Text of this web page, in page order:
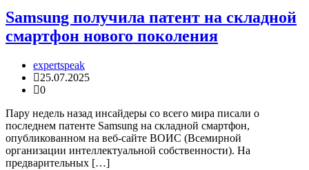
Samsung получила патент на складной
смартфон нового поколения
expertspeak
25.07.2025
0
Пару недель назад инсайдеры со всего мира писали о
последнем патенте Samsung на складной смартфон,
опубликованном на веб-сайте ВОИС (Всемирной
организации интеллектуальной собственности). На
предварительных […]